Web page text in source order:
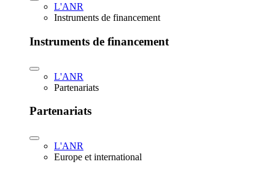
L'ANR
Instruments de financement
Instruments de financement
L'ANR
Partenariats
Partenariats
L'ANR
Europe et international